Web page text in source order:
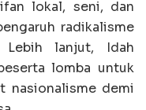
lokal, seni, dan
radikalisme
Lebih lanjut, Idah
lomba untuk
nasionalisme demi